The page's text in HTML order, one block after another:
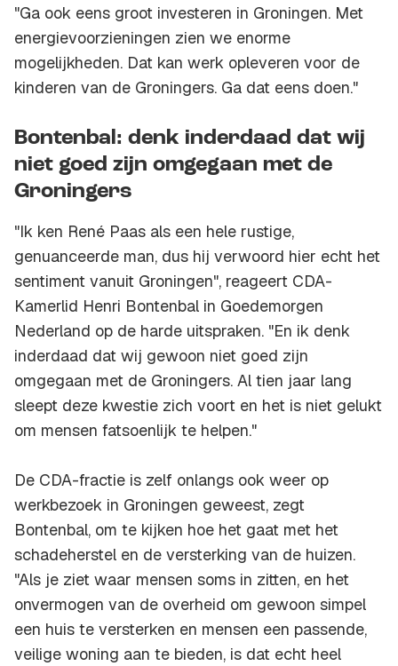
"Ga ook eens groot investeren in Groningen. Met
energievoorzieningen zien we enorme
mogelijkheden. Dat kan werk opleveren voor de
kinderen van de Groningers. Ga dat eens doen."
Bontenbal: denk inderdaad dat wij
niet goed zijn omgegaan met de
Groningers
"Ik ken René Paas als een hele rustige,
genuanceerde man, dus hij verwoord hier echt het
sentiment vanuit Groningen", reageert CDA-
Kamerlid Henri Bontenbal in Goedemorgen
Nederland op de harde uitspraken. "En ik denk
inderdaad dat wij gewoon niet goed zijn
omgegaan met de Groningers. Al tien jaar lang
sleept deze kwestie zich voort en het is niet gelukt
om mensen fatsoenlijk te helpen."
De CDA-fractie is zelf onlangs ook weer op
werkbezoek in Groningen geweest, zegt
Bontenbal, om te kijken hoe het gaat met het
schadeherstel en de versterking van de huizen.
"Als je ziet waar mensen soms in zitten, en het
onvermogen van de overheid om gewoon simpel
een huis te versterken en mensen een passende,
veilige woning aan te bieden, is dat echt heel